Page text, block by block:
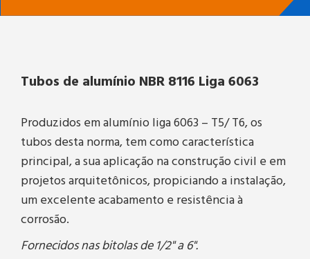
Política da Qualidade
Tubos de alumínio NBR 8116 Liga 6063
Produzidos em alumínio liga 6063 – T5/ T6, os
tubos desta norma, tem como característica
principal, a sua aplicação na construção civil e em
projetos arquitetônicos, propiciando a instalação,
um excelente acabamento e resistência à
corrosão.
Fornecidos nas bitolas de 1/2" a 6".